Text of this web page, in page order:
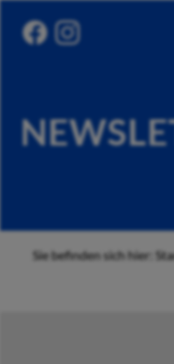
Sie befinden sich hier: